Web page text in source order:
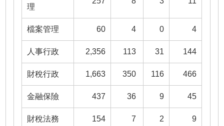
理
檔案管理 60 4 0 4
人事行政 2,356 113 31 144
財稅行政 1,663 350 116 466
金融保險 437 36 9 45
財稅法務 154 7 2 9